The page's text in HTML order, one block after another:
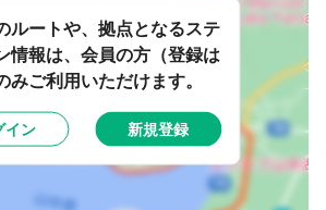
ルートや、拠点となるステ
情報は、会員の方（登録は
みご利用いただけます。
イン 新規登録